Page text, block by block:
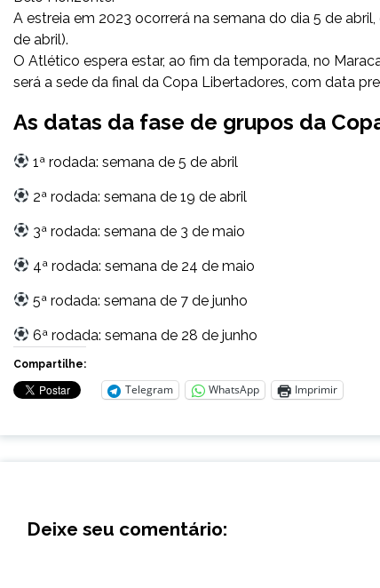
A estreia em 2023 ocorrerá na semana do dia 5 de
de abril).
O Atlético espera estar, ao fim da temporada, no
será a sede da final da Copa Libertadores, com data
As datas da fase de grupos da
1ª rodada: semana de 5 de abril
2ª rodada: semana de 19 de abril
3ª rodada: semana de 3 de maio
4ª rodada: semana de 24 de maio
5ª rodada: semana de 7 de junho
6ª rodada: semana de 28 de junho
Compartilhe:
Telegram WhatsApp Imprimir
Deixe seu comentário: